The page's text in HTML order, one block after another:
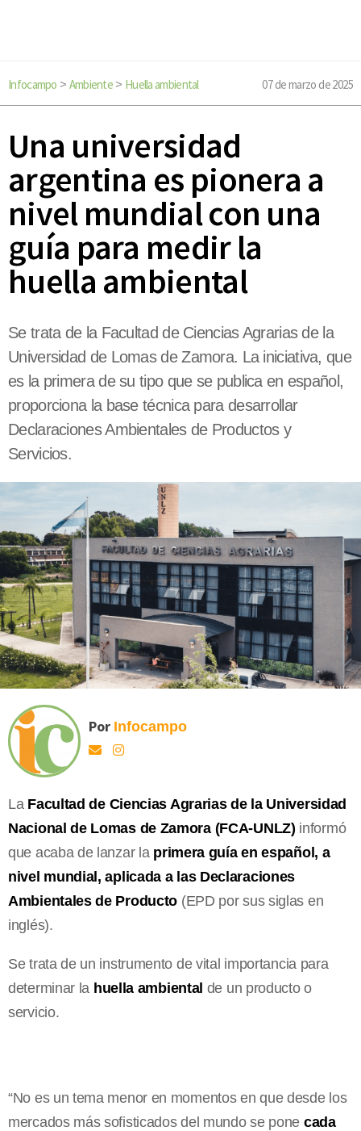
Infocampo > Ambiente> Huella ambiental 07 de marzo de 2025
Una universidad
argentina es pionera a
nivel mundial con una
guía para medir la
huella ambiental
Se trata de la Facultad de Ciencias Agrarias de la
Universidad de Lomas de Zamora. La iniciativa, que
es la primera de su tipo que se publica en español,
proporciona la base técnica para desarrollar
Declaraciones Ambientales de Productos y
Servicios.
Por Infocampo
La Facultad de Ciencias Agrarias de la Universidad
Nacional de Lomas de Zamora (FCA-UNLZ) informó
que acaba de lanzar la primera guía en español, a
nivel mundial, aplicada a las Declaraciones
Ambientales de Producto (EPD por sus siglas en
inglés).
Se trata de un instrumento de vital importancia para
determinar la huella ambiental de un producto o
servicio.
“No es un tema menor en momentos en que desde los
mercados más sofisticados del mundo se pone cada